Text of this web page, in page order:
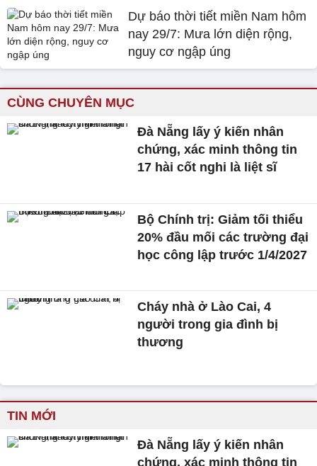
Dự báo thời tiết miền Nam hôm
nay 29/7: Mưa lớn diện rộng,
nguy cơ ngập úng
CÙNG CHUYÊN MỤC
Đà Nẵng lấy ý kiến nhân
chứng, xác minh thông tin
17 hài cốt nghi là liệt sĩ
Bộ Chính trị: Giảm tối thiểu
20% đầu mối các trường đại
học công lập trước 1/4/2027
Cháy nhà ở Lào Cai, 4
người trong gia đình bị
thương
TIN MỚI
Đà Nẵng lấy ý kiến nhân
chứng, xác minh thông tin